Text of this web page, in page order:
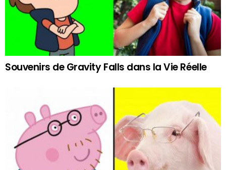
Souvenirs de Gravity Falls dans la Vie Réelle